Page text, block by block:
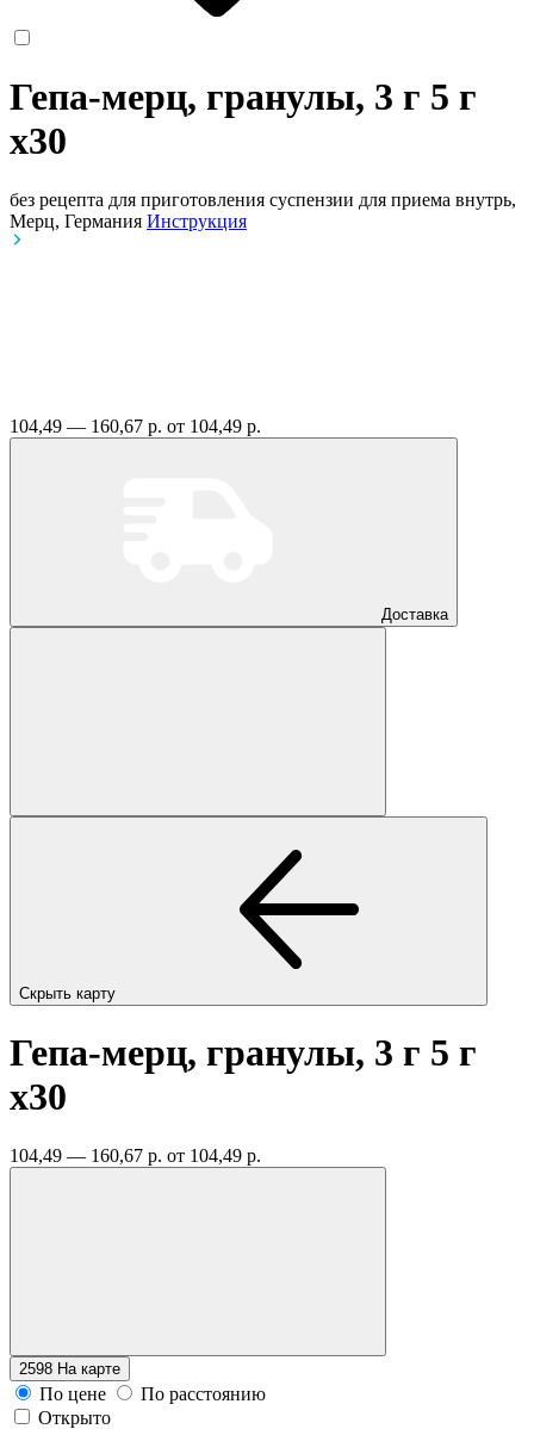
Гепа-мерц, гранулы, 3 г 5 г
x30
без рецепта для приготовления суспензии для приема внутрь,
Мерц, Германия Инструкция
104,49 — 160,67 р. от 104,49 р.
Доставка
Скрыть карту
Гепа-мерц, гранулы, 3 г 5 г
x30
104,49 — 160,67 р. от 104,49 р.
2598 На карте
По цене
По расстоянию
Открыто